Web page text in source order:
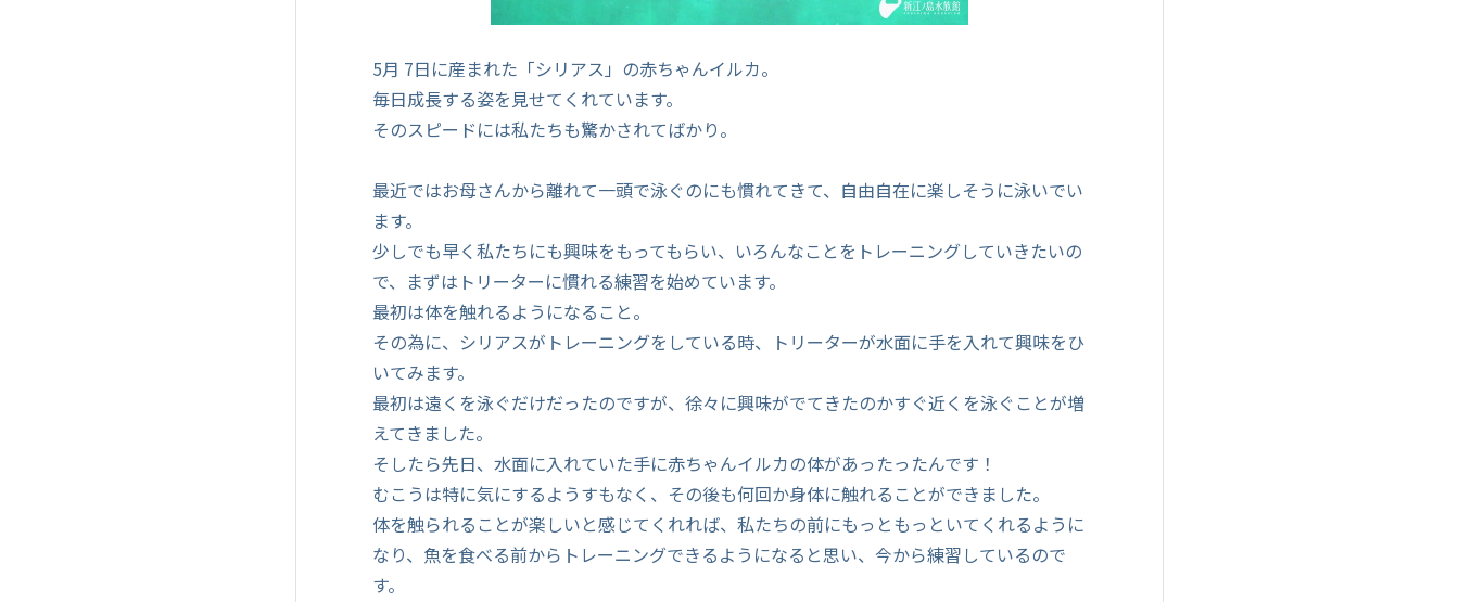
5月 7日に産まれた「シリアス」の赤ちゃんイルカ。
毎日成長する姿を見せてくれています。
そのスピードには私たちも驚かされてばかり。
最近ではお母さんから離れて一頭で泳ぐのにも慣れてきて、自由自在に楽しそうに泳いでい
ます。
少しでも早く私たちにも興味をもってもらい、いろんなことをトレーニングしていきたいの
で、まずはトリーターに慣れる練習を始めています。
最初は体を触れるようになること。
その為に、シリアスがトレーニングをしている時、トリーターが水面に手を入れて興味をひ
いてみます。
最初は遠くを泳ぐだけだったのですが、徐々に興味がでてきたのかすぐ近くを泳ぐことが増
えてきました。
そしたら先日、水面に入れていた手に赤ちゃんイルカの体があったったんです！
むこうは特に気にするようすもなく、その後も何回か身体に触れることができました。
体を触られることが楽しいと感じてくれれば、私たちの前にもっともっといてくれるように
なり、魚を食べる前からトレーニングできるようになると思い、今から練習しているので
す。